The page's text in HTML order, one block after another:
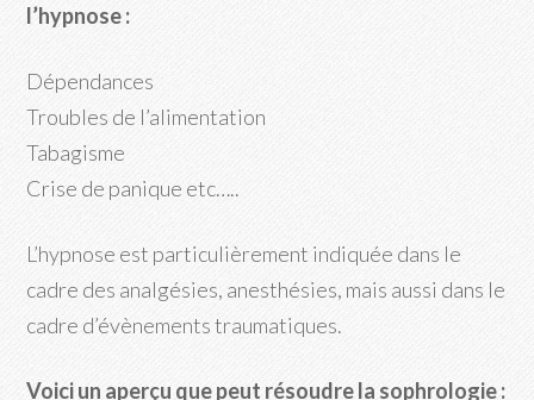
l’hypnose :
Dépendances
Troubles de l’alimentation
Tabagisme
Crise de panique etc…..
L’hypnose est particulièrement indiquée dans le
cadre des analgésies, anesthésies, mais aussi dans le
cadre d’évènements traumatiques.
Voici un aperçu que peut résoudre la sophrologie :